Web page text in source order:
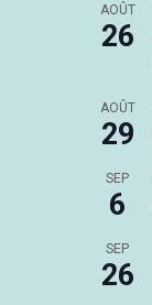
AOÛT
26
AOÛT
29
SEP
6
SEP
26